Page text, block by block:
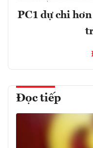
PC1 dự chi
Đọc tiếp